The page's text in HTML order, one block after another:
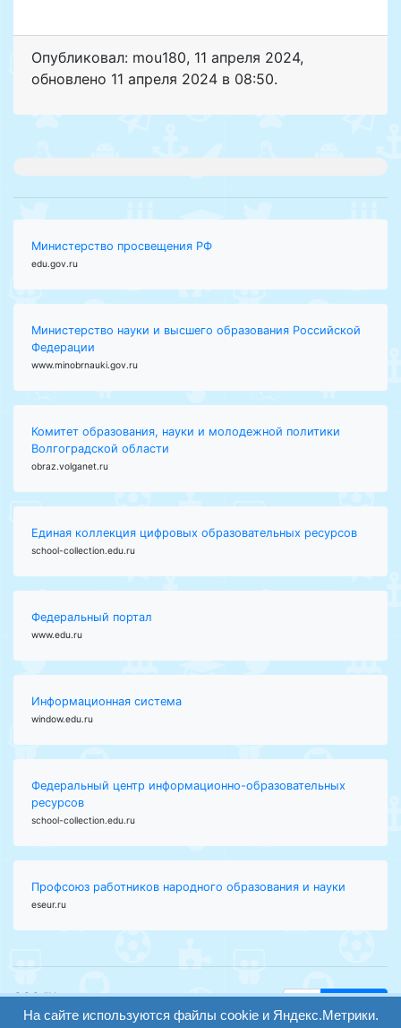
Опубликовал: mou180, 11 апреля 2024,
обновлено 11 апреля 2024 в 08:50.
Министерство просвещения РФ
edu.gov.ru
Министерство науки и высшего образования Российской
Федерации
www.minobrnauki.gov.ru
Комитет образования, науки и молодежной политики
Волгоградской области
obraz.volganet.ru
Единая коллекция цифровых образовательных ресурсов
school-collection.edu.ru
Федеральный портал
www.edu.ru
Информационная система
window.edu.ru
Федеральный центр информационно-образовательных
ресурсов
school-collection.edu.ru
Профсоюз работников народного образования и науки
eseur.ru
ООО "Центр
образования и
вход
На сайте используются файлы cookie и Яндекс.Метрики.